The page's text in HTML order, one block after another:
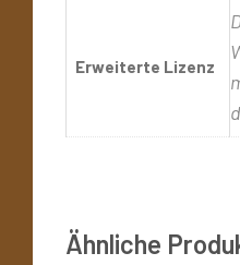
Erweiterte Lizenz
Ähnliche